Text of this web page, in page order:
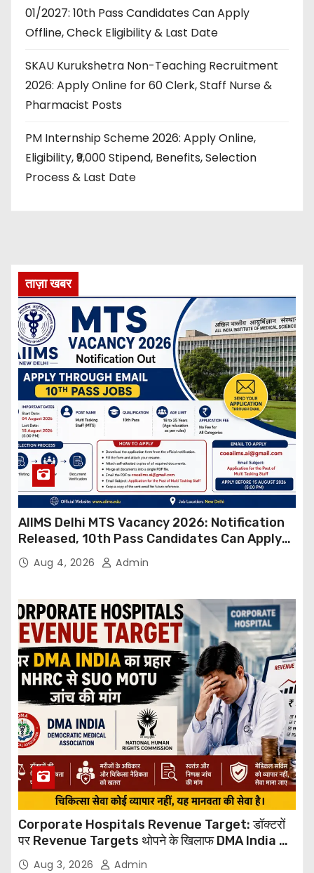
01/2027: 10th Pass Candidates Can Apply
Offline, Check Eligibility & Last Date
SKAU Kurukshetra Non-Teaching Recruitment
2026: Apply Online for 60 Clerk, Staff Nurse &
Pharmacist Posts
PM Internship Scheme 2026: Apply Online,
Eligibility, ₹9,000 Stipend, Benefits, Selection
Process & Last Date
ताज़ा खबर
AIIMS Delhi MTS Vacancy 2026: Notification
Released, 10th Pass Candidates Can Apply
Through Email
Aug 4, 2026 Admin
Corporate Hospitals Revenue Target: डॉक्टरों
पर Revenue Targets थोपने के खिलाफ DMA India का
बड़ा कदम, NHRC से Suo Motu जांच की मांग
Aug 3, 2026 Admin